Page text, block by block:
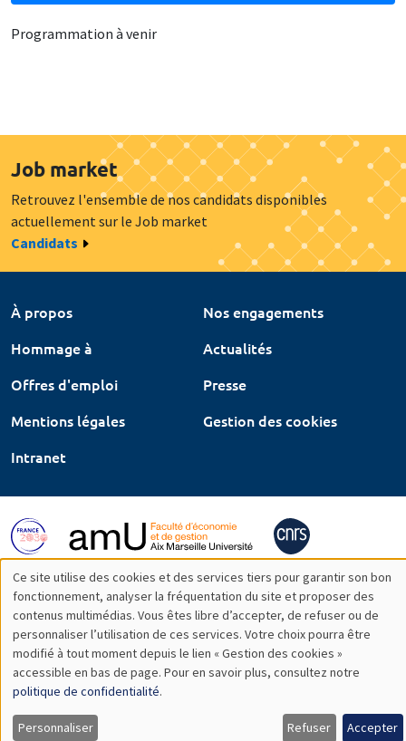
Programmation à venir
Job market
Retrouvez l'ensemble de nos candidats disponibles
actuellement sur le Job market
Candidats
À propos
Nos engagements
Hommage à
Actualités
Offres d'emploi
Presse
Mentions légales
Gestion des cookies
Intranet
Utilisation
des
données
personnelles
et
Ce site utilise des cookies et des services tiers pour garantir son bon
fonctionnement, analyser la fréquentation du site et proposer des
contenus multimédias. Vous êtes libre d’accepter, de refuser ou de
personnaliser l’utilisation de ces services. Votre choix pourra être
modifié à tout moment depuis le lien « Gestion des cookies »
accessible en bas de page. Pour en savoir plus, consultez notre
politique de confidentialité.
Personnaliser Refuser Accepter